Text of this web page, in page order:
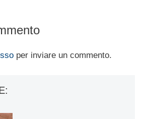
per inviare un commento.